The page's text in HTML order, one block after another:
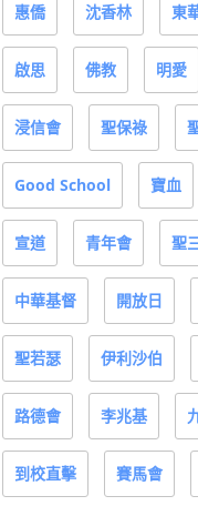
惠僑 沈香林 東
啟思 佛教 明愛
浸信會 聖保祿
Good School 寶血
宣道 青年會 聖
中華基督 開放日
聖若瑟 伊利沙伯
路德會 李兆基
到校直擊 賽馬會